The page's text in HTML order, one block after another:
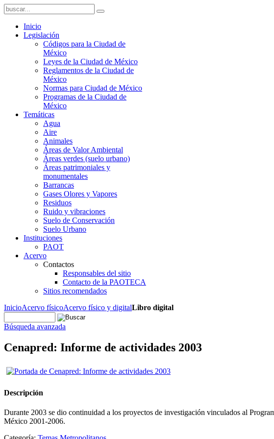
Inicio
Legislación
Códigos para la Ciudad de
México
Leyes de la Ciudad de México
Reglamentos de la Ciudad de
México
Normas para Ciudad de México
Programas de la Ciudad de
México
Temáticas
Agua
Aire
Animales
Áreas de Valor Ambiental
Áreas verdes (suelo urbano)
Áreas patrimoniales y
monumentales
Barrancas
Gases Olores y Vapores
Residuos
Ruido y vibraciones
Suelo de Conservación
Suelo Urbano
Instituciones
PAOT
Acervo
Contactos
Responsables del sitio
Contacto de la PAOTECA
Sitios recomendados
InicioAcervo físicoAcervo físico y digitalLibro digital
Búsqueda avanzada
Cenapred: Informe de actividades 2003
Descripción
Durante 2003 se dio continuidad a los proyectos de investigación vinculados al
México 2001-2006.